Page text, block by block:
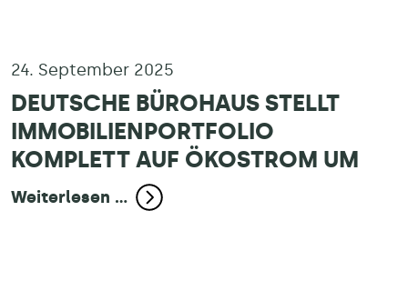
24. September 2025
DEUTSCHE BÜROHAUS STELLT
IMMOBILIENPORTFOLIO
KOMPLETT AUF ÖKOSTROM UM
Weiterlesen ...